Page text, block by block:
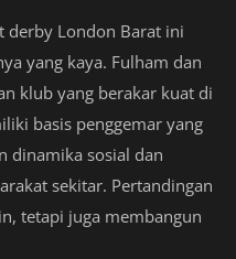
derby London Barat ini
yang kaya. Fulham dan
klub yang berakar kuat di
basis penggemar yang
dinamika sosial dan
sekitar. Pertandingan
tetapi juga membangun